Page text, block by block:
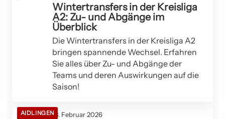
Wintertransfers in der Kreisliga
A2: Zu- und Abgänge im
Überblick
Die Wintertransfers in der Kreisliga A2
bringen spannende Wechsel. Erfahren
Sie alles über Zu- und Abgänge der
Teams und deren Auswirkungen auf die
Saison!
AIDLINGEN18. Februar 2026